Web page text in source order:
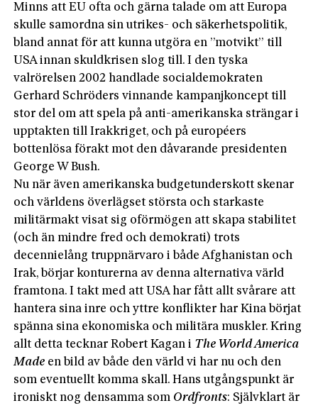
Minns att EU ofta och gärna talade om att Europa
skulle samordna sin utrikes- och säkerhetspolitik,
bland annat för att kunna utgöra en ”motvikt” till
USA innan skuldkrisen slog till. I den tyska
valrörelsen 2002 handlade socialdemokraten
Gerhard Schröders vinnande kampanjkoncept till
stor del om att spela på anti-amerikanska strängar i
upptakten till Irakkriget, och på européers
bottenlösa förakt mot den dåvarande presidenten
George W Bush.
Nu när även amerikanska budgetunderskott skenar
och världens överlägset största och starkaste
militärmakt visat sig oförmögen att skapa stabilitet
(och än mindre fred och demokrati) trots
decennielång truppnärvaro i både Afghanistan och
Irak, börjar konturerna av denna alternativa värld
framtona. I takt med att USA har fått allt svårare att
hantera sina inre och yttre konflikter har Kina börjat
spänna sina ekonomiska och militära muskler. Kring
allt detta tecknar Robert Kagan i The World America
Made en bild av både den värld vi har nu och den
som eventuellt komma skall. Hans utgångspunkt är
ironiskt nog densamma som Ordfronts: Självklart är